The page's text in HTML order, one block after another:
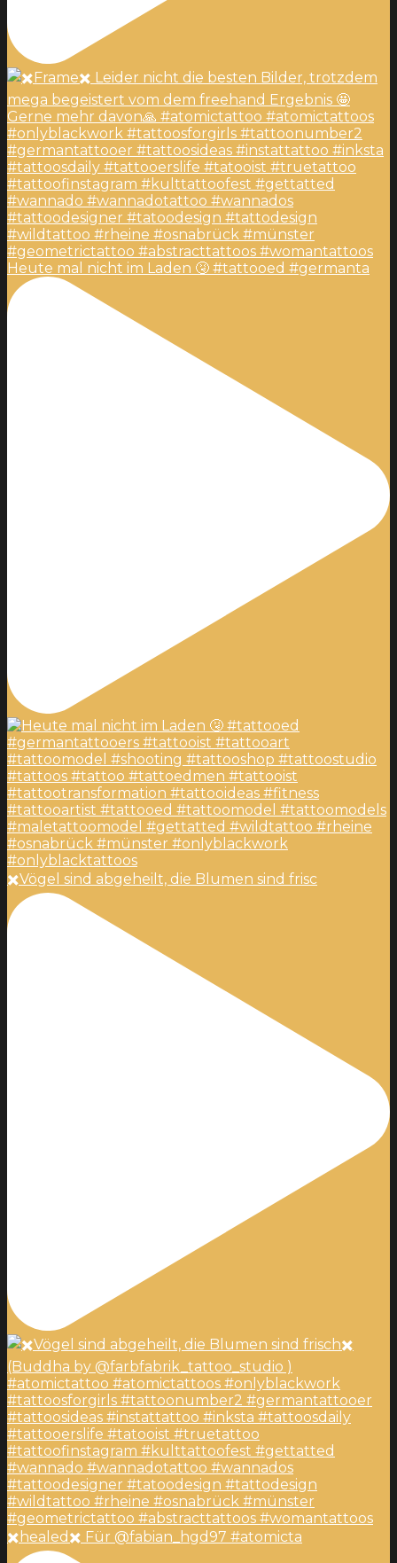
Heute mal nicht im Laden 🤧 #tattooed #germanta
✖️Vögel sind abgeheilt, die Blumen sind frisc
✖️healed✖️ Für @fabian_hgd97 #atomicta